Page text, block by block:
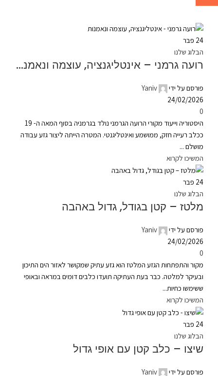
24 פבר
הבלוג שלנו
רועה גרמני – אינטליגנציה, עוצמה ונאמנות
פורסם על ידי
Yaniv
24/02/2026
0
היסטוריה וייעוד מקורי הרועה הגרמני נולד בגרמניה בסוף המאה ה- 19
ככלב רעייה חזק, ממושמע ואינטליגנטי. המטרה הייתה ליצור גזע עבודה
מושלם ...
המשיכו לקרוא
24 פבר
הבלוג שלנו
מלטז – קטן בגודל, גדול באהבה
פורסם על ידי
Yaniv
24/02/2026
0
מקור והתפתחות הגזע המלטז הוא גזע עתיק שמקושר לאזור הים התיכון
ובעיקר למלטה. כבר בעת העתיקה תועדו כלבים דומים במראה ובאופי
ששימשו כחיות...
המשיכו לקרוא
24 פבר
הבלוג שלנו
שיצו – כלב קטן עם אופי גדול
פורסם על ידי
Yaniv